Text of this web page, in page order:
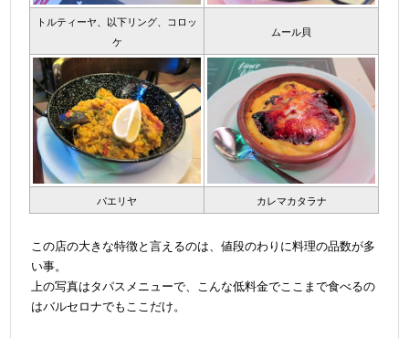
トルティーヤ、以下リング、コロッ
ケ
ムール貝
パエリヤ カレマカタラナ
この店の大きな特徴と言えるのは、値段のわりに料理の品数が多
い事。
上の写真はタパスメニューで、こんな低料金でここまで食べるの
はバルセロナでもここだけ。